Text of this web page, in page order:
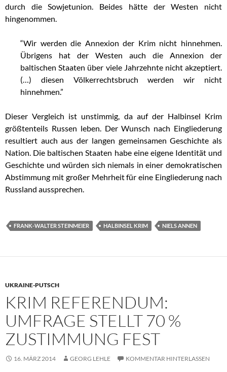
durch die Sowjetunion. Beides hätte der Westen nicht
hingenommen.
“Wir werden die Annexion der Krim nicht hinnehmen.
Übrigens hat der Westen auch die Annexion der
baltischen Staaten über viele Jahrzehnte nicht akzeptiert.
(…) diesen Völkerrechtsbruch werden wir nicht
hinnehmen.”
Dieser Vergleich ist unstimmig, da auf der Halbinsel Krim
größtenteils Russen leben. Der Wunsch nach Eingliederung
resultiert auch aus der langen gemeinsamen Geschichte als
Nation. Die baltischen Staaten habe eine eigene Identität und
Geschichte und würden sich niemals in einer demokratischen
Abstimmung mit großer Mehrheit für eine Eingliederung nach
Russland aussprechen.
FRANK-WALTER STEINMEIER HALBINSEL KRIM NIELS ANNEN
UKRAINE-PUTSCH
KRIM REFERENDUM:
UMFRAGE STELLT 70 %
ZUSTIMMUNG FEST
16. MÄRZ 2014 GEORG LEHLE KOMMENTAR HINTERLASSEN